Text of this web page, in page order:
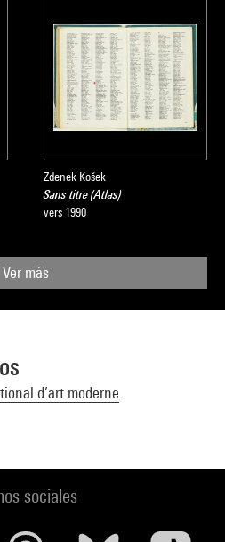
Zdenek Košek
Sans titre (Atlas)
vers 1990
Ver más
d’art moderne
sociales